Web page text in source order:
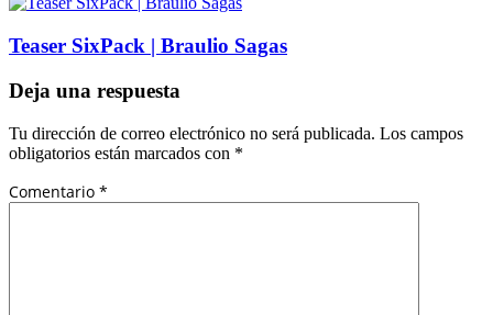
Teaser SixPack | Braulio Sagas
Deja una respuesta
Tu dirección de correo electrónico no será publicada. Los campos
obligatorios están marcados con *
Comentario *